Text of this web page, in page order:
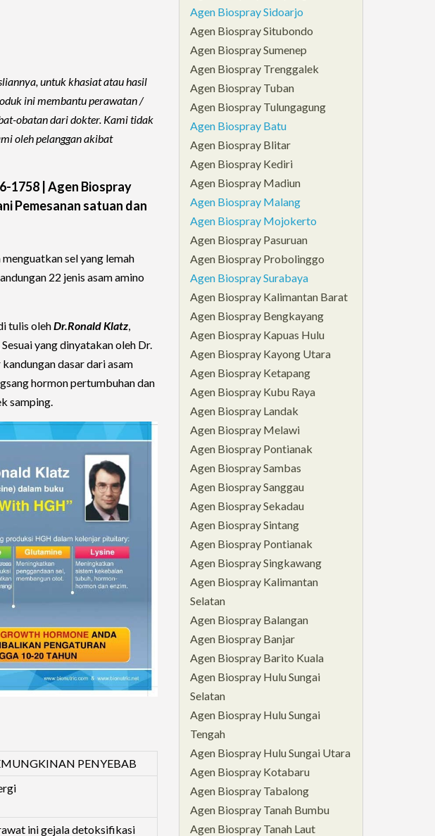
untuk khasiat atau hasil
ini membantu perawatan /
obatan dari dokter. Kami tidak
oleh pelanggan akibat
1758 | Agen Biospray
Pemesanan satuan dan
sel yang lemah
22 jenis asam amino
tulis olehDr.Ronald Klatz,
yang dinyatakan oleh Dr.
dasar dari asam
hormon pertumbuhan dan
samping.
PENYEBAB
ini gejala detoksifikasi
Agen Biospray Sidoarjo
Agen Biospray Situbondo
Agen Biospray Sumenep
Agen Biospray Trenggalek
Agen Biospray Tuban
Agen Biospray Tulungagung
Agen Biospray Batu
Agen Biospray Blitar
Agen Biospray Kediri
Agen Biospray Madiun
Agen Biospray Malang
Agen Biospray Mojokerto
Agen Biospray Pasuruan
Agen Biospray Probolinggo
Agen Biospray Surabaya
Agen Biospray Kalimantan Barat
Agen Biospray Bengkayang
Agen Biospray Kapuas Hulu
Agen Biospray Kayong Utara
Agen Biospray Ketapang
Agen Biospray Kubu Raya
Agen Biospray Landak
Agen Biospray Melawi
Agen Biospray Pontianak
Agen Biospray Sambas
Agen Biospray Sanggau
Agen Biospray Sekadau
Agen Biospray Sintang
Agen Biospray Pontianak
Agen Biospray Singkawang
Agen Biospray Kalimantan
Selatan
Agen Biospray Balangan
Agen Biospray Banjar
Agen Biospray Barito Kuala
Agen Biospray Hulu Sungai
Selatan
Agen Biospray Hulu Sungai
Tengah
Agen Biospray Hulu Sungai Utara
Agen Biospray Kotabaru
Agen Biospray Tabalong
Agen Biospray Tanah Bumbu
Agen Biospray Tanah Laut